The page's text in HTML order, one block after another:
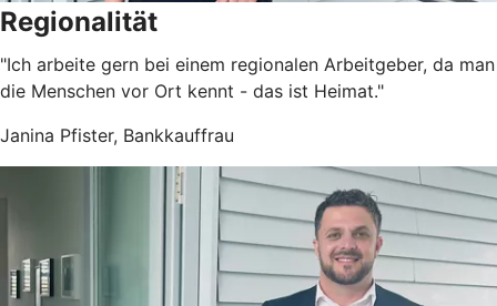
Regionalität
"Ich arbeite gern bei einem regionalen Arbeitgeber, da man
die Menschen vor Ort kennt - das ist Heimat."
Janina Pfister, Bankkauffrau